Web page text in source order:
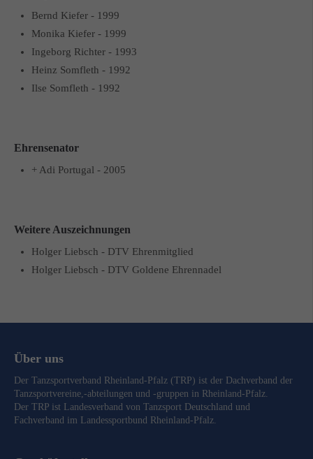
Bernd Kiefer - 1999
Monika Kiefer - 1999
Ingeborg Richter - 1993
Heinz Somfleth - 1992
Ilse Somfleth - 1992
Ehrensenator
+ Adi Portugal - 2005
Weitere Auszeichnungen
Holger Liebsch - DTV Ehrenmitglied
Holger Liebsch - DTV Goldene Ehrennadel
Über uns
Der Tanzsportverband Rheinland-Pfalz (TRP) ist der Dachverband der
Tanzsportvereine,-abteilungen und -gruppen in Rheinland-Pfalz.
Der TRP ist Landesverband von Tanzsport Deutschland und
Fachverband im Landessportbund Rheinland-Pfalz.